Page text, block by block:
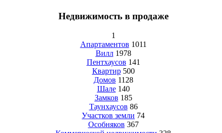
Недвижимость в продаже
1
Апартаментов 1011
Вилл 1978
Пентхаусов 141
Квартир 500
Домов 1128
Шале 140
Замков 185
Таунхаусов 86
Участков земли 74
Особняков 367